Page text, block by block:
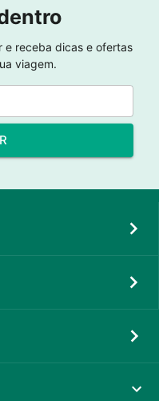
e receba dicas e ofertas
viagem.